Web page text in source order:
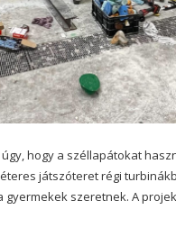
hogy a széllapátokat
játszóteret régi
szeretnek. A